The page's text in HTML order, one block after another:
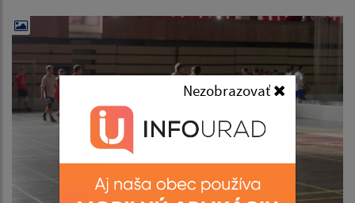
Nezobrazovať